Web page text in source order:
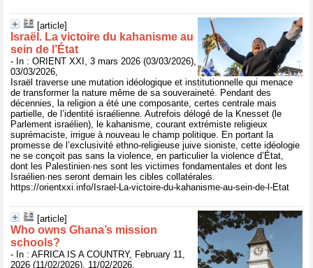
[article]
Israël. La victoire du kahanisme au
sein de l’État
- In : ORIENT XXI, 3 mars 2026 (03/03/2026),
03/03/2026,
Israël traverse une mutation idéologique et institutionnelle qui menace
de transformer la nature même de sa souveraineté. Pendant des
décennies, la religion a été une composante, certes centrale mais
partielle, de l’identité israélienne. Autrefois délogé de la Knesset (le
Parlement israélien), le kahanisme, courant extrémiste religieux
suprémaciste, irrigue à nouveau le champ politique. En portant la
promesse de l’exclusivité ethno-religieuse juive sioniste, cette idéologie
ne se conçoit pas sans la violence, en particulier la violence d’État,
dont les Palestinien·nes sont les victimes fondamentales et dont les
Israélien·nes seront demain les cibles collatérales.
https://orientxxi.info/Israel-La-victoire-du-kahanisme-au-sein-de-l-Etat
[article]
Who owns Ghana’s mission
schools?
- In : AFRICA IS A COUNTRY, February 11,
2026 (11/02/2026), 11/02/2026,